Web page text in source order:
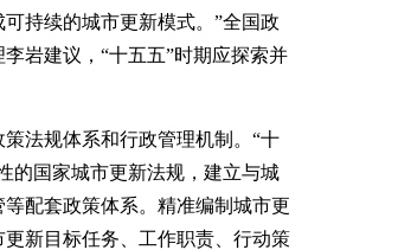
持续的城市更新模式。”全国政
岩建议，“十五五”时期应探索并
法规体系和行政管理机制。“十
的国家城市更新法规，建立与城
配套政策体系。精准编制城市更
新目标任务、工作职责、行动策